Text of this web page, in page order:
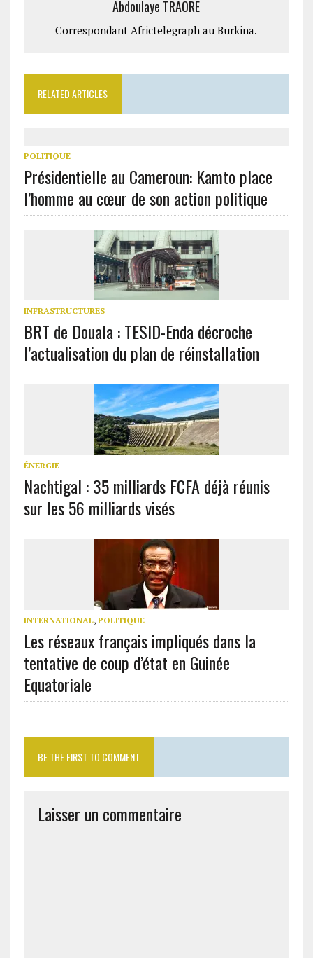
Abdoulaye TRAORE
Correspondant Africtelegraph au Burkina.
RELATED ARTICLES
POLITIQUE
Présidentielle au Cameroun: Kamto place
l’homme au cœur de son action politique
INFRASTRUCTURES
BRT de Douala : TESID-Enda décroche
l’actualisation du plan de réinstallation
ÉNERGIE
Nachtigal : 35 milliards FCFA déjà réunis
sur les 56 milliards visés
INTERNATIONAL, POLITIQUE
Les réseaux français impliqués dans la
tentative de coup d’état en Guinée
Equatoriale
BE THE FIRST TO COMMENT
Laisser un commentaire